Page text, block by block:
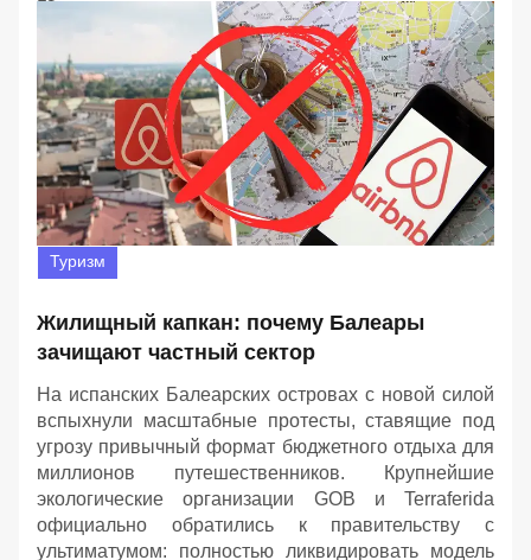
Туризм
Жилищный капкан: почему Балеары
зачищают частный сектор
На испанских Балеарских островах с новой силой
вспыхнули масштабные протесты, ставящие под
угрозу привычный формат бюджетного отдыха для
миллионов путешественников. Крупнейшие
экологические организации GOB и Terraferida
официально обратились к правительству с
ультиматумом: полностью ликвидировать модель